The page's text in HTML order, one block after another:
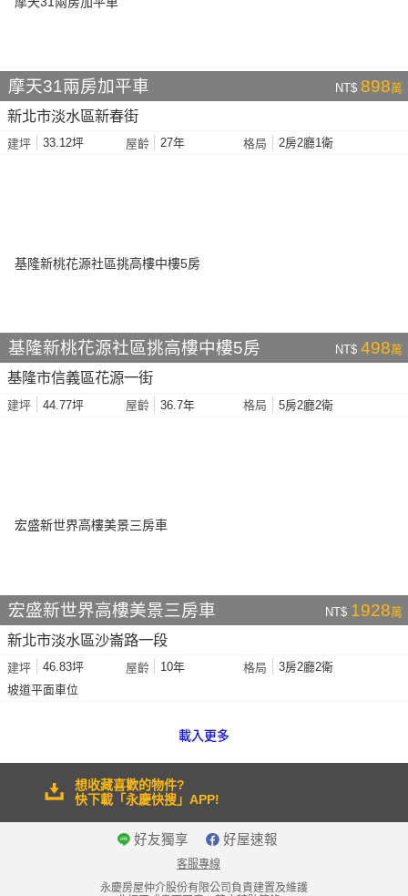
摩天31兩房加平車 NT$ 898萬
新北市淡水區新春街
建坪 33.12坪 屋齡 27年 格局 2房2廳1衛
基隆新桃花源社區挑高樓中樓5房 NT$ 498萬
基隆市信義區花源一街
建坪 44.77坪 屋齡 36.7年 格局 5房2廳2衛
宏盛新世界高樓美景三房車 NT$ 1928萬
新北市淡水區沙崙路一段
建坪 46.83坪 屋齡 10年 格局
3房2廳2衛
坡道平面車位
載入更多
想收藏喜歡的物件?
快下載「永慶快搜」APP!
好友獨享 好屋速報
客服專線
永慶房屋仲介股份有限公司負責建置及維護